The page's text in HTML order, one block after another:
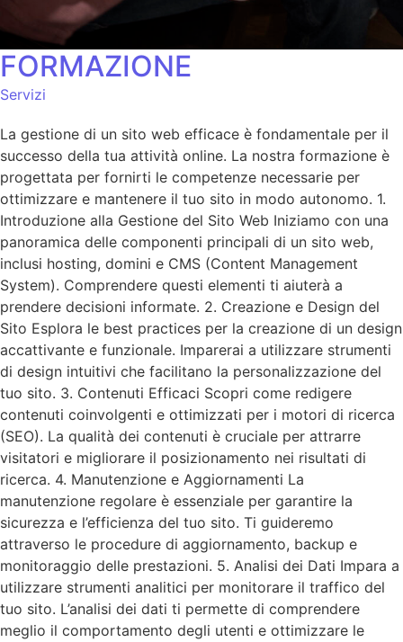
FORMAZIONE
Servizi
La gestione di un sito web efficace è fondamentale per il
successo della tua attività online. La nostra formazione è
progettata per fornirti le competenze necessarie per
ottimizzare e mantenere il tuo sito in modo autonomo. 1.
Introduzione alla Gestione del Sito Web Iniziamo con una
panoramica delle componenti principali di un sito web,
inclusi hosting, domini e CMS (Content Management
System). Comprendere questi elementi ti aiuterà a
prendere decisioni informate. 2. Creazione e Design del
Sito Esplora le best practices per la creazione di un design
accattivante e funzionale. Imparerai a utilizzare strumenti
di design intuitivi che facilitano la personalizzazione del
tuo sito. 3. Contenuti Efficaci Scopri come redigere
contenuti coinvolgenti e ottimizzati per i motori di ricerca
(SEO). La qualità dei contenuti è cruciale per attrarre
visitatori e migliorare il posizionamento nei risultati di
ricerca. 4. Manutenzione e Aggiornamenti La
manutenzione regolare è essenziale per garantire la
sicurezza e l’efficienza del tuo sito. Ti guideremo
attraverso le procedure di aggiornamento, backup e
monitoraggio delle prestazioni. 5. Analisi dei Dati Impara a
utilizzare strumenti analitici per monitorare il traffico del
tuo sito. L’analisi dei dati ti permette di comprendere
meglio il comportamento degli utenti e ottimizzare le